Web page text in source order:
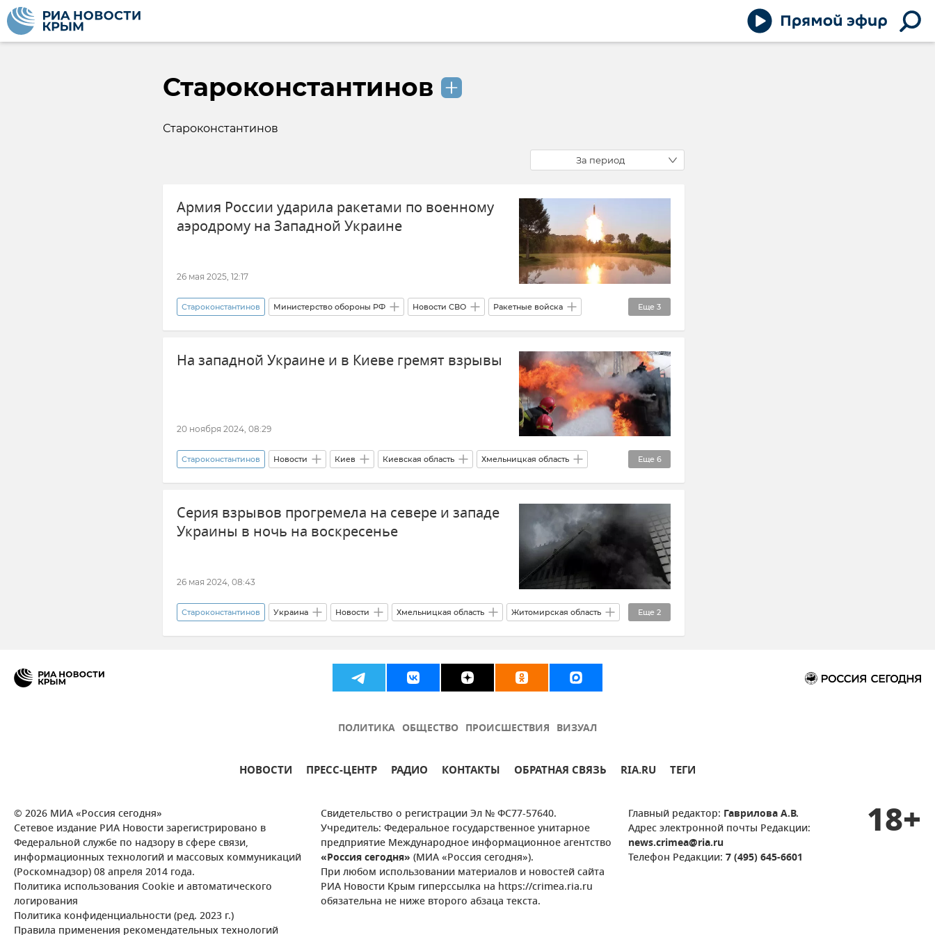
Староконстантинов
Староконстантинов
За период
Армия России ударила ракетами по военному
аэродрому на Западной Украине
26 мая 2025, 12:17
Еще 3
Староконстантинов Министерство обороны РФ Новости СВО Ракетные войска
Беспилотник (БПЛА, дрон) Хмельницкая область Украина
На западной Украине и в Киеве гремят взрывы
20 ноября 2024, 08:29
Еще 6
Староконстантинов Новости Киев Киевская область Хмельницкая область
Полтавская область Житомир Днепропетровск Хмельницкий Украина
Взрыв
Серия взрывов прогремела на севере и западе
Украины в ночь на воскресенье
26 мая 2024, 08:43
Еще 2
Староконстантинов Украина Новости Хмельницкая область Житомирская область
Воздушная тревога на Украине Взрыв
ПОЛИТИКА ОБЩЕСТВО ПРОИСШЕСТВИЯ ВИЗУАЛ
НОВОСТИ ПРЕСС-ЦЕНТР РАДИО КОНТАКТЫ ОБРАТНАЯ СВЯЗЬ RIA.RU ТЕГИ
© 2026 МИА «Россия сегодня»
Сетевое издание РИА Новости зарегистрировано в
Федеральной службе по надзору в сфере связи,
информационных технологий и массовых коммуникаций
(Роскомнадзор) 08 апреля 2014 года.
Политика использования Cookie и автоматического
логирования
Политика конфиденциальности (ред. 2023 г.)
Правила применения рекомендательных технологий
Свидетельство о регистрации Эл № ФС77-57640.
Учредитель: Федеральное государственное унитарное
предприятие Международное информационное агентство
«Россия сегодня» (МИА «Россия сегодня»).
При любом использовании материалов и новостей сайта
РИА Новости Крым гиперссылка на https://crimea.ria.ru
обязательна не ниже второго абзаца текста.
Главный редактор: Гаврилова А.В.
Адрес электронной почты Редакции:
news.crimea@ria.ru
Телефон Редакции: 7 (495) 645-6601
18+